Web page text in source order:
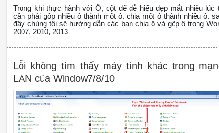
Trong khi thực hành với Ô, cột để dễ hiểu đẹp mắt nhiều lúc
cần phải gộp nhiều ô thành một ô, chia một ô thành nhiều ô,
đây chúng tôi sẽ hướng dẫn các bạn chia ô và gộp ô trong
2007, 2010, 2013
Lỗi không tìm thấy máy tính khác trong
LAN của Window7/8/10